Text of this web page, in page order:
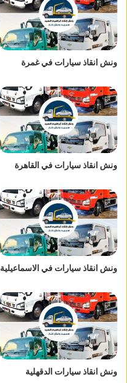
ونش انقاذ سيارات في غمرة
ونش انقاذ سيارات في القاهرة
ونش انقاذ سيارات في الاسماعيلية
ونش انقاذ سيارات الدقهلية